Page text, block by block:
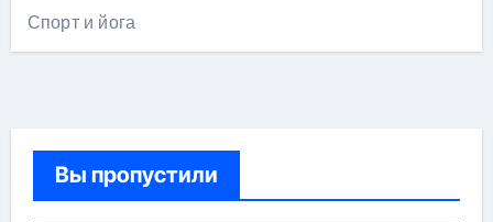
Спорт и йога
Вы пропустили